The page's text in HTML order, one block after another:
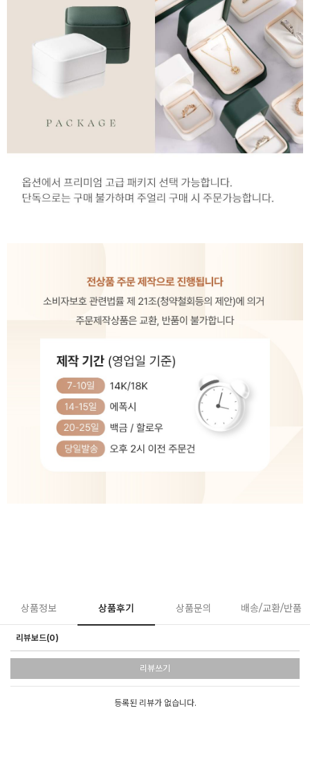
상품정보 상품후기 상품문의 배송/교환/반품
리뷰보드(0)
리뷰쓰기
등록된 리뷰가 없습니다.